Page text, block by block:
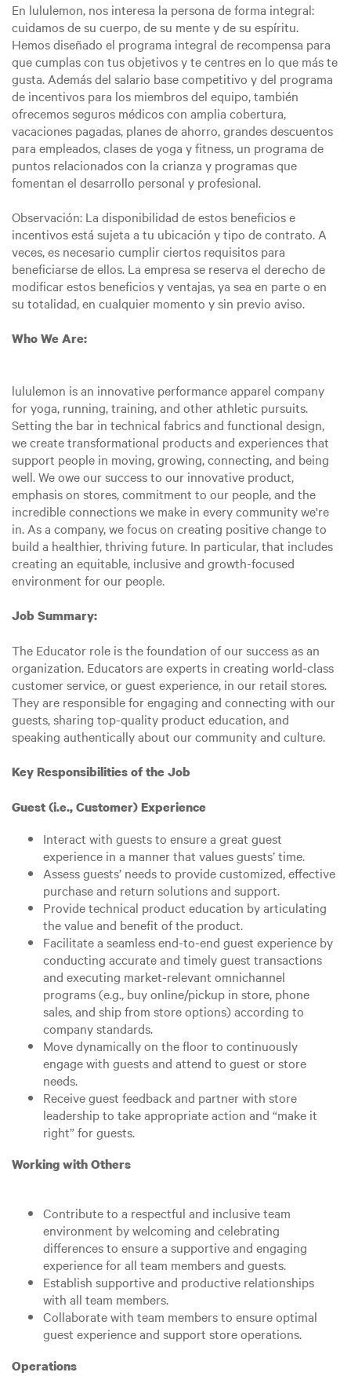
En lululemon, nos interesa la persona de forma integral:
cuidamos de su cuerpo, de su mente y de su espíritu.
Hemos diseñado el programa integral de recompensa para
que cumplas con tus objetivos y te centres en lo que más te
gusta. Además del salario base competitivo y del programa
de incentivos para los miembros del equipo, también
ofrecemos seguros médicos con amplia cobertura,
vacaciones pagadas, planes de ahorro, grandes descuentos
para empleados, clases de yoga y fitness, un programa de
puntos relacionados con la crianza y programas que
fomentan el desarrollo personal y profesional.
Observación: La disponibilidad de estos beneficios e
incentivos está sujeta a tu ubicación y tipo de contrato. A
veces, es necesario cumplir ciertos requisitos para
beneficiarse de ellos. La empresa se reserva el derecho de
modificar estos beneficios y ventajas, ya sea en parte o en
su totalidad, en cualquier momento y sin previo aviso.
Who We Are:
lululemon is an innovative performance apparel company
for yoga, running, training, and other athletic pursuits.
Setting the bar in technical fabrics and functional design,
we create transformational products and experiences that
support people in moving, growing, connecting, and being
well. We owe our success to our innovative product,
emphasis on stores, commitment to our people, and the
incredible connections we make in every community we're
in. As a company, we focus on creating positive change to
build a healthier, thriving future. In particular, that includes
creating an equitable, inclusive and growth-focused
environment for our people.
Job Summary:
The Educator role is the foundation of our success as an
organization. Educators are experts in creating world-class
customer service, or guest experience, in our retail stores.
They are responsible for engaging and connecting with our
guests, sharing top-quality product education, and
speaking authentically about our community and culture.
Key Responsibilities of the Job
Guest (i.e., Customer) Experience
Interact with guests to ensure a great guest
experience in a manner that values guests’ time.
Assess guests’ needs to provide customized, effective
purchase and return solutions and support.
Provide technical product education by articulating
the value and benefit of the product.
Facilitate a seamless end-to-end guest experience by
conducting accurate and timely guest transactions
and executing market-relevant omnichannel
programs (e.g., buy online/pickup in store, phone
sales, and ship from store options) according to
company standards.
Move dynamically on the floor to continuously
engage with guests and attend to guest or store
needs.
Receive guest feedback and partner with store
leadership to take appropriate action and “make it
right” for guests.
Working with Others
Contribute to a respectful and inclusive team
environment by welcoming and celebrating
differences to ensure a supportive and engaging
experience for all team members and guests.
Establish supportive and productive relationships
with all team members.
Collaborate with team members to ensure optimal
guest experience and support store operations.
Operations